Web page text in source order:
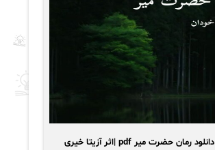
دانلود رمان حضرت میر pdf |اثر آزیتا خیری